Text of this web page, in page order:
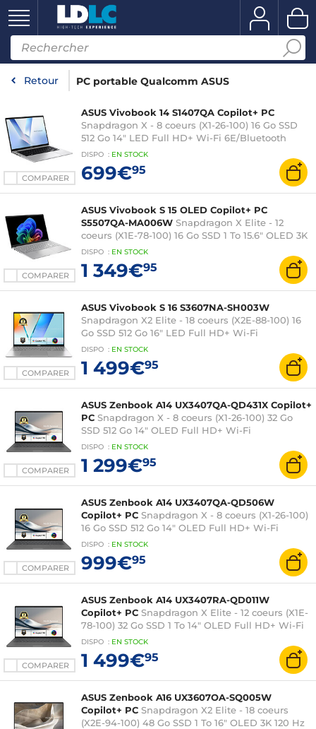
Retour PC portable Qualcomm ASUS
COMPARER
ASUS Vivobook 14 S1407QA Copilot+ PC
Snapdragon X - 8 coeurs (X1-26-100) 16 Go SSD
512 Go 14" LED Full HD+ Wi-Fi 6E/Bluetooth
Webcam Windows 11 Famille
DISPO : EN STOCK
699€95
COMPARER
ASUS Vivobook S 15 OLED Copilot+ PC
S5507QA-MA006W Snapdragon X Elite - 12
coeurs (X1E-78-100) 16 Go SSD 1 To 15.6" OLED 3K
120 Hz Wi-Fi 7/Bluetooth Webcam Windows 11
DISPO : EN STOCK
1 349€95
COMPARER
ASUS Vivobook S 16 S3607NA-SH003W
Snapdragon X2 Elite - 18 coeurs (X2E-88-100) 16
Go SSD 512 Go 16" LED Full HD+ Wi-Fi
7/Bluetooth Windows 11 Famille
DISPO : EN STOCK
1 499€95
COMPARER
ASUS Zenbook A14 UX3407QA-QD431X Copilot+
PC Snapdragon X - 8 coeurs (X1-26-100) 32 Go
SSD 512 Go 14" OLED Full HD+ Wi-Fi
6E/Bluetooth Webcam Windows 11
Professionnel
DISPO : EN STOCK
1 299€95
COMPARER
ASUS Zenbook A14 UX3407QA-QD506W
Copilot+ PC Snapdragon X - 8 coeurs (X1-26-100)
16 Go SSD 512 Go 14" OLED Full HD+ Wi-Fi
6E/Bluetooth Webcam Windows 11 Famille
DISPO : EN STOCK
999€95
COMPARER
ASUS Zenbook A14 UX3407RA-QD011W
Copilot+ PC Snapdragon X Elite - 12 coeurs (X1E-
78-100) 32 Go SSD 1 To 14" OLED Full HD+ Wi-Fi
7/Bluetooth Webcam Windows 11 Famille
DISPO : EN STOCK
1 499€95
ASUS Zenbook A16 UX3607OA-SQ005W
Copilot+ PC Snapdragon X2 Elite - 18 coeurs
(X2E-94-100) 48 Go SSD 1 To 16" OLED 3K 120 Hz